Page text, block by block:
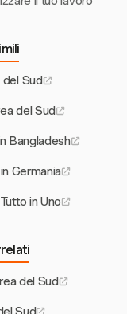
del Sud
del Sud
Bangladesh
Germania
in Uno
del Sud